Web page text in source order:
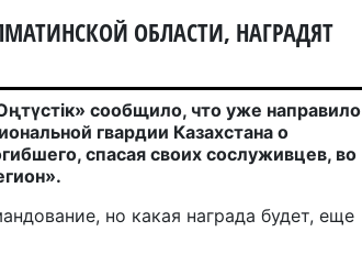
ОБЛАСТИ, НАГРАДЯТ
сообщило, что уже направило
гвардии Казахстана о
спасая своих сослуживцев, во
но какая награда будет, еще